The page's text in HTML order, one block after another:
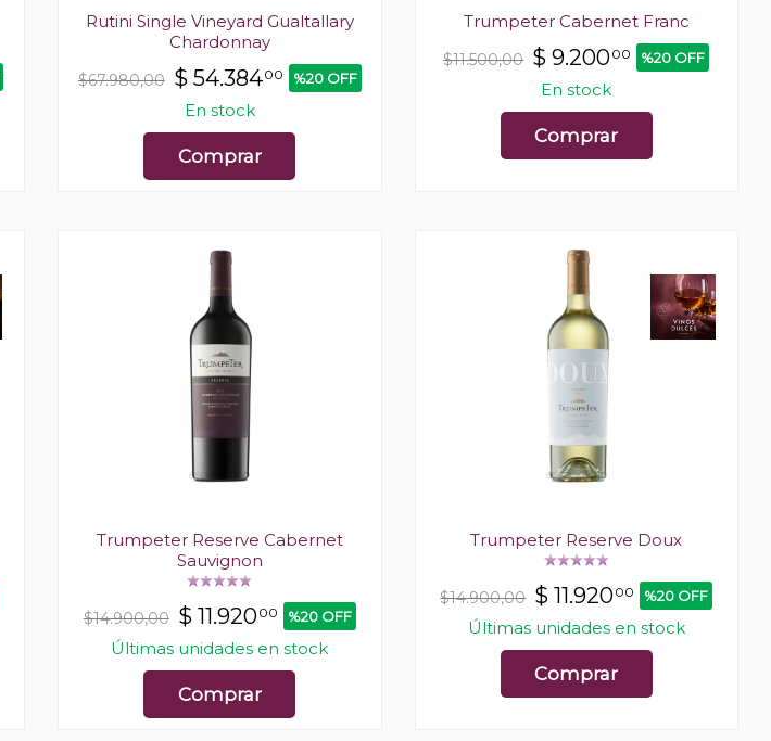
Rutini Single Vineyard Gualtallary
Chardonnay
$67.980,00 $ 54.38400 %20 OFF
En stock
Comprar
Trumpeter Cabernet Franc
$11.500,00 $9.20000 %20 OFF
En stock
Comprar
Trumpeter Reserve Cabernet
Sauvignon
$14.900,00 $ 11.92000 %20 OFF
Últimas unidades en stock
Comprar
Trumpeter Reserve Doux
$14.900,00 $11.92000 %20 OFF
Últimas unidades en stock
Comprar